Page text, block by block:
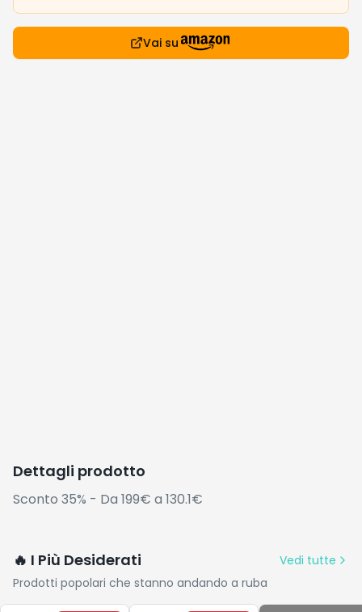
Vai su
Dettagli prodotto
Sconto 35% - Da 199€ a 130.1€
🔥 I Più Desiderati
Vedi tutte
Prodotti popolari che stanno andando a ruba